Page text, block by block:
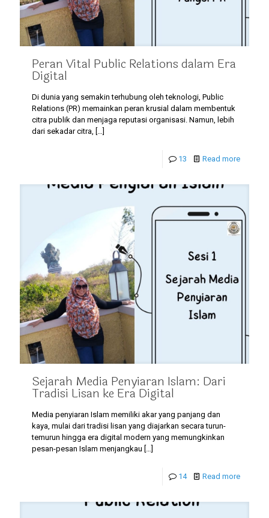
Peran Vital Public Relations dalam Era
Digital
Di dunia yang semakin terhubung oleh teknologi, Public
Relations (PR) memainkan peran krusial dalam membentuk
citra publik dan menjaga reputasi organisasi. Namun, lebih
dari sekadar citra, […]
13 Read more
Sejarah Media Penyiaran Islam: Dari
Tradisi Lisan ke Era Digital
Media penyiaran Islam memiliki akar yang panjang dan
kaya, mulai dari tradisi lisan yang diajarkan secara turun-
temurun hingga era digital modern yang memungkinkan
pesan-pesan Islam menjangkau
14 Read more